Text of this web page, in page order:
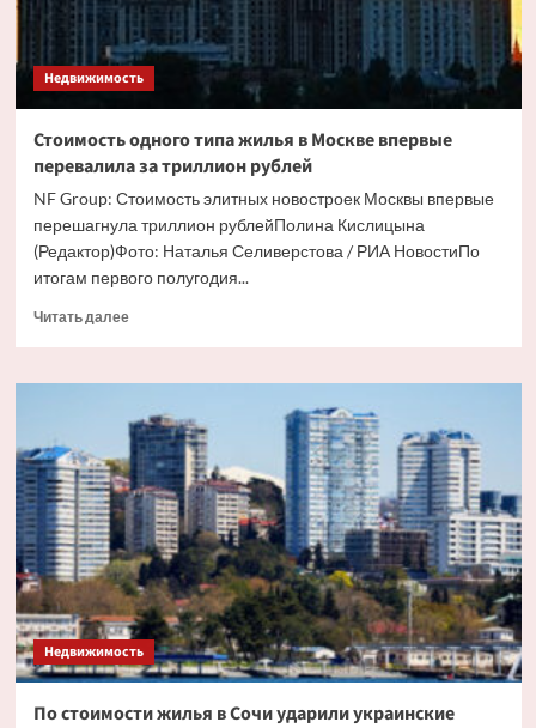
Недвижимость
Стоимость одного типа жилья в Москве впервые
перевалила за триллион рублей
NF Group: Стоимость элитных новостроек Москвы впервые
перешагнула триллион рублейПолина Кислицына
(Редактор)Фото: Наталья Селиверстова / РИА НовостиПо
итогам первого полугодия...
Читать далееПрочитать
Стоимость
типа
жилья
в
Москве
впервые
перевалила
за
триллион
рублей
Недвижимость
По стоимости жилья в Сочи ударили украинские